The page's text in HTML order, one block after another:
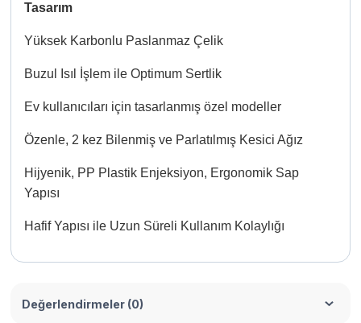
Tasarım
Yüksek Karbonlu Paslanmaz Çelik
Buzul Isıl İşlem ile Optimum Sertlik
Ev kullanıcıları için tasarlanmış özel modeller
Özenle, 2 kez Bilenmiş ve Parlatılmış Kesici Ağız
Hijyenik, PP Plastik Enjeksiyon, Ergonomik Sap
Yapısı
Hafif Yapısı ile Uzun Süreli Kullanım Kolaylığı
Değerlendirmeler (0)